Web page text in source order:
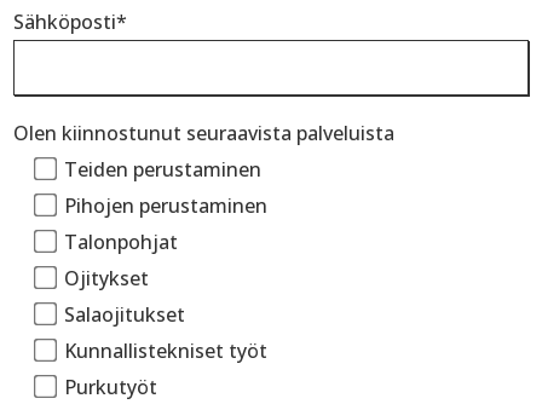
Sähköposti*
Olen kiinnostunut seuraavista palveluista
Teiden perustaminen
Pihojen perustaminen
Talonpohjat
Ojitykset
Salaojitukset
Kunnallistekniset työt
Purkutyöt